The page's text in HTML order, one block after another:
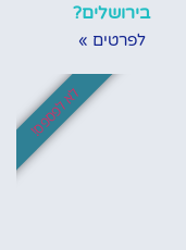
בירושלים?
לפרטים »
לא לפספס!